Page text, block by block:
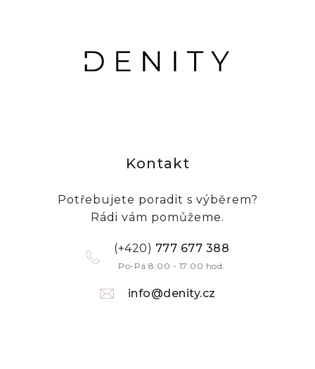
Kontakt
Potřebujete poradit s výběrem?
Rádi vám pomůžeme.
(+420) 777 677 388
Po-Pá 8:00 - 17:00 hod.
info@denity.cz